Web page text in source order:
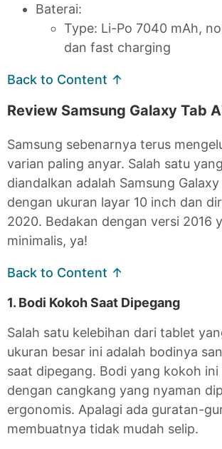
Baterai:
Type: Li-Po 7040 mAh,
dan fast charging
Back to Content ↑
Review Samsung Galaxy Tab
Samsung sebenarnya terus
varian paling anyar. Salah satu
diandalkan adalah Samsung
dengan ukuran layar 10 inch dan
2020. Bedakan dengan versi 2016
minimalis, ya!
Back to Content ↑
1. Bodi Kokoh Saat Dipegang
Salah satu kelebihan dari tablet
ukuran besar ini adalah bodinya
saat dipegang. Bodi yang kokoh
dengan cangkang yang nyaman
ergonomis. Apalagi ada guratan-
membuatnya tidak mudah selip.